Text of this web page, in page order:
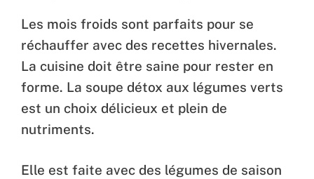
Les mois froids sont parfaits pour se
réchauffer avec des recettes hivernales.
La cuisine doit être saine pour rester en
forme. La soupe détox aux légumes verts
est un choix délicieux et plein de
nutriments.
Elle est faite avec des légumes de saison